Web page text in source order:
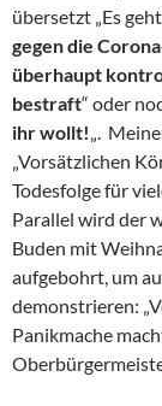
übersetzt „Es
gegen die
überhaupt
bestraft“ oder
ihr wollt!
„.
„Vorsätzlichen
Todesfolge für
Parallel wird der
Buden mit
aufgebohrt, um
demonstrieren:
Panikmache